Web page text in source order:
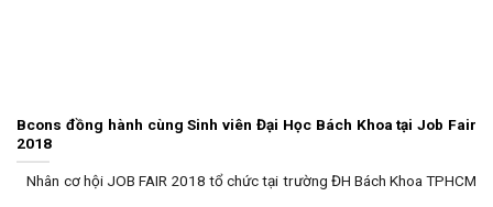
Bcons đồng hành cùng Sinh viên Đại Học Bách Khoa tại Job Fair
2018
Nhân cơ hội JOB FAIR 2018 tổ chức tại trường ĐH Bách Khoa TPHCM